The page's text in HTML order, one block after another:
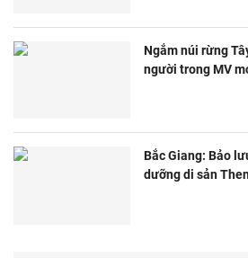
Ngắm núi rừng
người trong MV
Bắc Giang: Bảo
dưỡng di sản